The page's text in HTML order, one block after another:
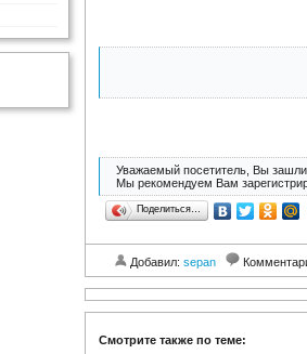
Уважаемый посетитель, Вы зашли
Мы рекомендуем Вам
Поделиться…
Добавил: sepan
Смотрите также по теме: